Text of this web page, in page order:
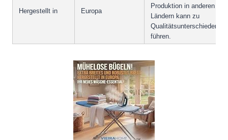
Hergestellt in Europa
Produktion in anderen
Ländern kann zu
Qualitätsunterschieden
führen.